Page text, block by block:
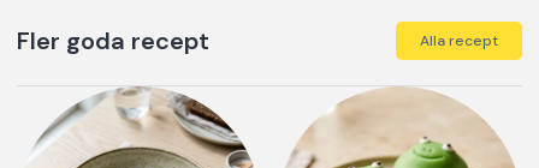
Fler goda recept Alla recept